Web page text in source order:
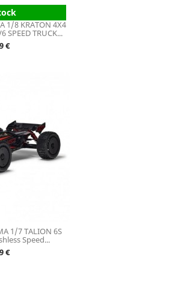
1/8 KRATON 4X4
SPEED TRUCK...
€
1/7 TALION 6S
Speed...
€